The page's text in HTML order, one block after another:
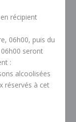
récipient
06h00, puis du
seront
:
alcoolisées
réservés à cet